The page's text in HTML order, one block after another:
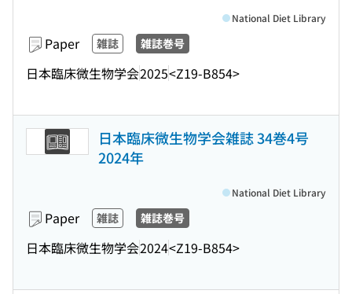
Paper 雑誌 雑誌巻号
日本臨床微生物学会2025<Z19-B854>
National Diet Library
日本臨床微生物学会雑誌 34巻4号
2024年
Paper 雑誌 雑誌巻号
日本臨床微生物学会2024<Z19-B854>
National Diet Library